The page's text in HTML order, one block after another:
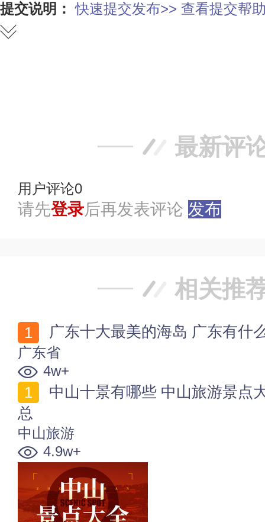
提交说明： 快速提交发布>> 查看提交帮
最新评
用户评论0
请先登录后再发表评论 发布
相关推
广东十大最美的海岛 广东有什么
广东省
4w+
总
中山旅游
4.9w+